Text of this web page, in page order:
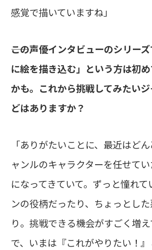
感覚で描いていますね」
――この声優インタビューのシリー
に絵を描き込む」という方は初
かも。これから挑戦してみたい
どはありますか？
「ありがたいことに、最近はど
ャンルのキャラクターを任せて
になってきていて。ずっと憧れて
ンの役柄だったり、ちょっとし
り。挑戦できる機会がすごく増
で、いまは『これがやりたい！